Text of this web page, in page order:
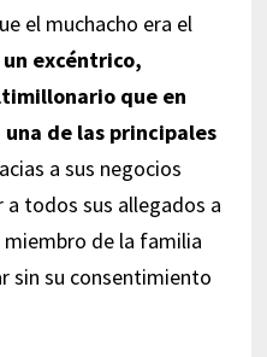
el muchacho era el
un excéntrico,
que en
de las principales
a sus negocios
todos sus allegados a
de la familia
sin su consentimiento